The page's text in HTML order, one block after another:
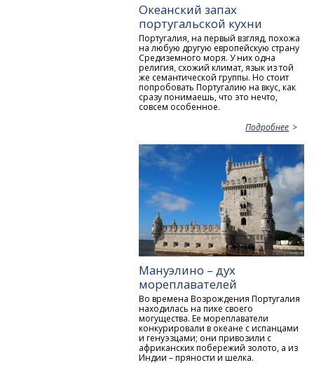
Океанский запах
португальской кухни
Португалия, на первый взгляд, похожа
на любую другую европейскую страну
Средиземного моря. У них одна
религия, схожий климат, язык из той
же семантической группы. Но стоит
попробовать Португалию на вкус, как
сразу понимаешь, что это нечто,
совсем особенное.
Подробнее
Мануэлино – дух
мореплавателей
Во времена Возрождения Португалия
находилась на пике своего
могущества. Ее мореплаватели
конкурировали в океане с испанцами
и генуэзцами; они привозили с
африканских побережий золото, а из
Индии – пряности и шелка.